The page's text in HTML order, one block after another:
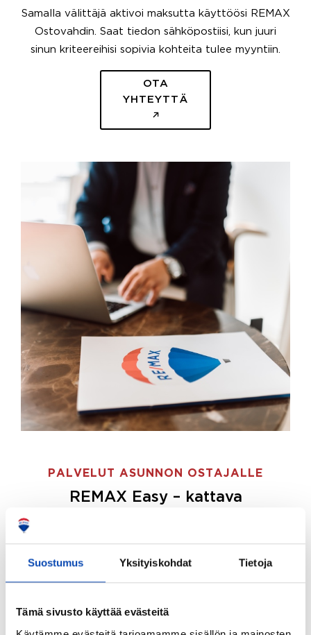
Suostumus Yksityiskohdat Tietoja
Tämä sivusto käyttää evästeitä
Samalla välittäjä aktivoi maksutta käyttöösi REMAX
Ostovahdin. Saat tiedon sähköpostiisi, kun juuri
sinun kriteereihisi sopivia kohteita tulee myyntiin.
OTA
YHTEYTTÄ
PALVELUT ASUNNON OSTAJALLE
REMAX Easy – kattava
ostajille.
Tee ostotoimeksianto ja etsimme juuri